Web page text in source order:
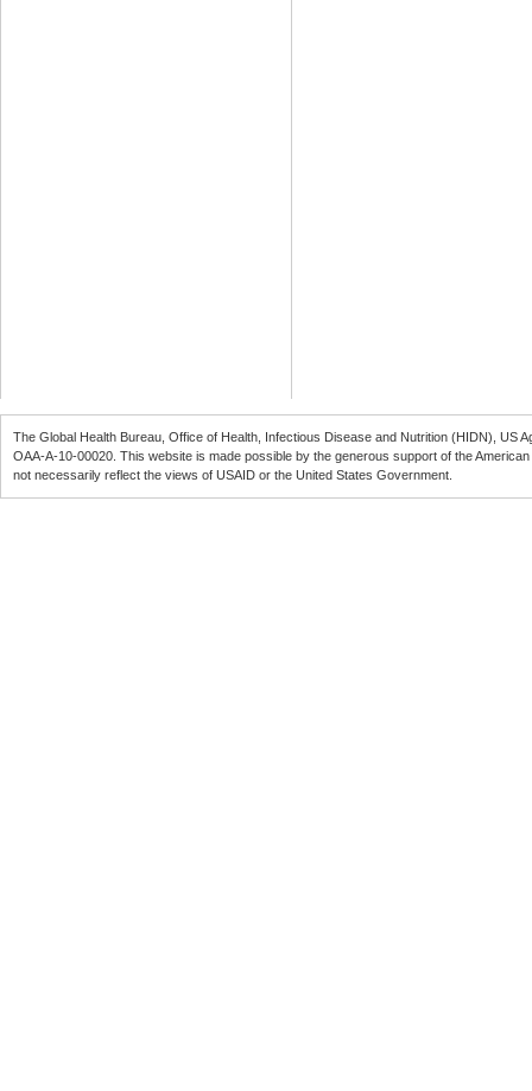
The Global Health Bureau, Office of Health, Infectious Disease and Nutrition (HIDN), US
OAA-A-10-00020 . This website is made possible by the generous support of the
not necessarily reflect the views of USAID or the United States Government.